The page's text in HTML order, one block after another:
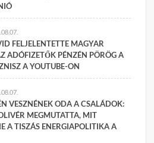
FELJELENTETTE MAGYAR
ADÓFIZETŐK PÉNZÉN PÖRÖG A
A YOUTUBE-ON
VESZNÉNEK ODA A CSALÁDOK:
MEGMUTATTA, MIT
A TISZÁS ENERGIAPOLITIKA A